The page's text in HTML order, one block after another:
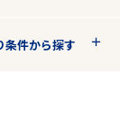
条件から探す